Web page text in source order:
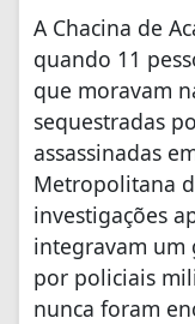
A Chacina de
quando 11
que moravam
sequestradas
assassinadas
Metropolitana
investigações
integravam
por policiais
nunca foram